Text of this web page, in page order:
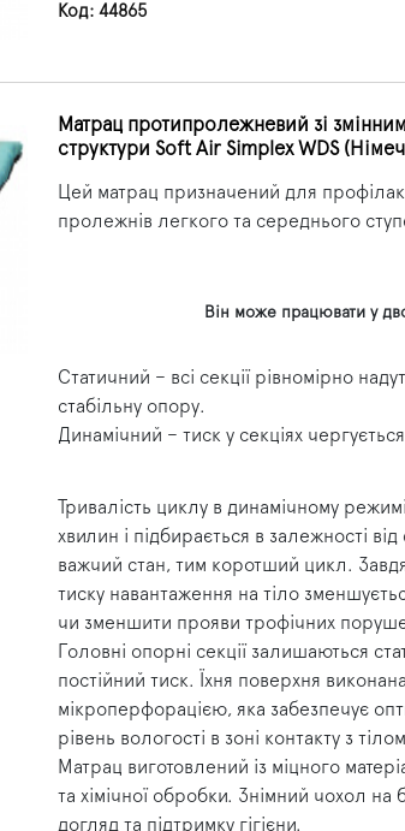
Код: 44865
Матрац протипролежневий зі
структури Soft Air Simplex WDS
Цей матрац призначений для
пролежнів легкого та середнього
Він може працювати у
Статичний – всі секції рівномірно
стабільну опору.
Динамічний – тиск у секціях
Тривалість циклу в динамічному
хвилин і підбирається в залежності
важчий стан, тим коротший цикл.
тиску навантаження на тіло
чи зменшити прояви трофічних
Головні опорні секції залишаються
постійний тиск. Їхня поверхня
мікроперфорацією, яка забезпечує
рівень вологості в зоні контакту з
Матрац виготовлений із міцного
та хімічної обробки. Знімний чохол на
догляд та підтримку гігієни.